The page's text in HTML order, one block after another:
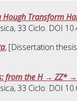
Transform
, 33 Ciclo. DOI
, [Dissertation
from the H → ZZ*
, 33 Ciclo. DOI